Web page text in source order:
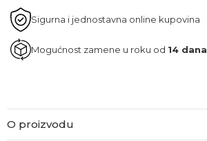
Sigurna i jednostavna online kupovina
Mogućnost zamene u roku od 14 dana
O proizvodu